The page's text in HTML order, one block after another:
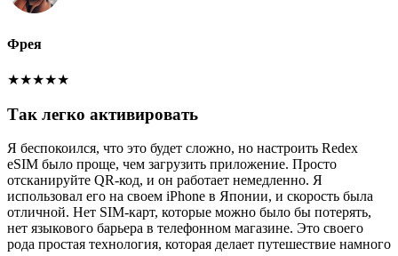
Фрея
★★★★★
Так легко активировать
Я беспокоился, что это будет сложно, но настроить Redex
eSIM было проще, чем загрузить приложение. Просто
отсканируйте QR-код, и он работает немедленно. Я
использовал его на своем iPhone в Японии, и скорость была
отличной. Нет SIM-карт, которые можно было бы потерять,
нет языкового барьера в телефонном магазине. Это своего
рода простая технология, которая делает путешествие намного